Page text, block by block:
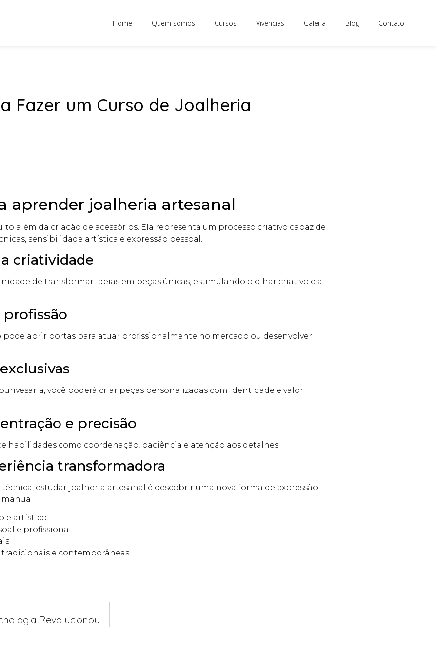
Home Quem somos Cursos Vivências Galeria Blog Contato
Fazer um Curso de Joalheria
aprender joalheria artesanal
além da criação de acessórios. Ela representa um processo criativo capaz de
sensibilidade artística e expressão pessoal.
criatividade
de transformar ideias em peças únicas, estimulando o olhar criativo e a
abrir portas para atuar profissionalmente no mercado ou desenvolver
você poderá criar peças personalizadas com identidade e valor
e precisão
habilidades como coordenação, paciência e atenção aos detalhes.
transformadora
estudar joalheria artesanal é descobrir uma nova forma de expressão
e artístico.
e profissional.
e contemporâneas.
Modelagem 3D Para Joias: Como A Tecnologia Revolucionou A Ourivesaria